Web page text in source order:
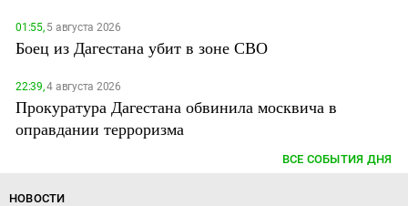
01:55,5 августа 2026
Боец из Дагестана убит в зоне СВО
22:39,4 августа 2026
Прокуратура Дагестана обвинила москвича в
оправдании терроризма
ВСЕ СОБЫТИЯ ДНЯ
НОВОСТИ